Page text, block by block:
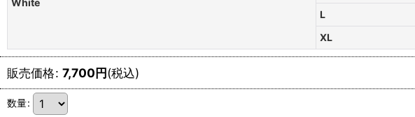
White
L
XL
販売価格: 7,700円(税込)
数量: